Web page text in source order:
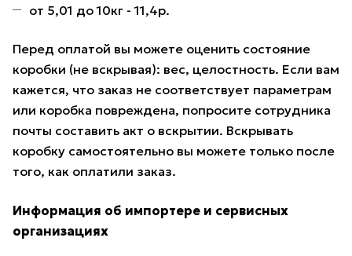
от 5,01 до 10кг - 11,4р.
Перед оплатой вы можете оценить состояние
коробки (не вскрывая): вес, целостность. Если вам
кажется, что заказ не соответствует параметрам
или коробка повреждена, попросите сотрудника
почты составить акт о вскрытии. Вскрывать
коробку самостоятельно вы можете только после
того, как оплатили заказ.
Информация об импортере и сервисных
организациях